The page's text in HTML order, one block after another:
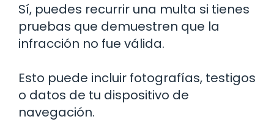
Sí, puedes recurrir una multa si tienes
pruebas que demuestren que la
infracción no fue válida.
Esto puede incluir fotografías, testigos
o datos de tu dispositivo de
navegación.